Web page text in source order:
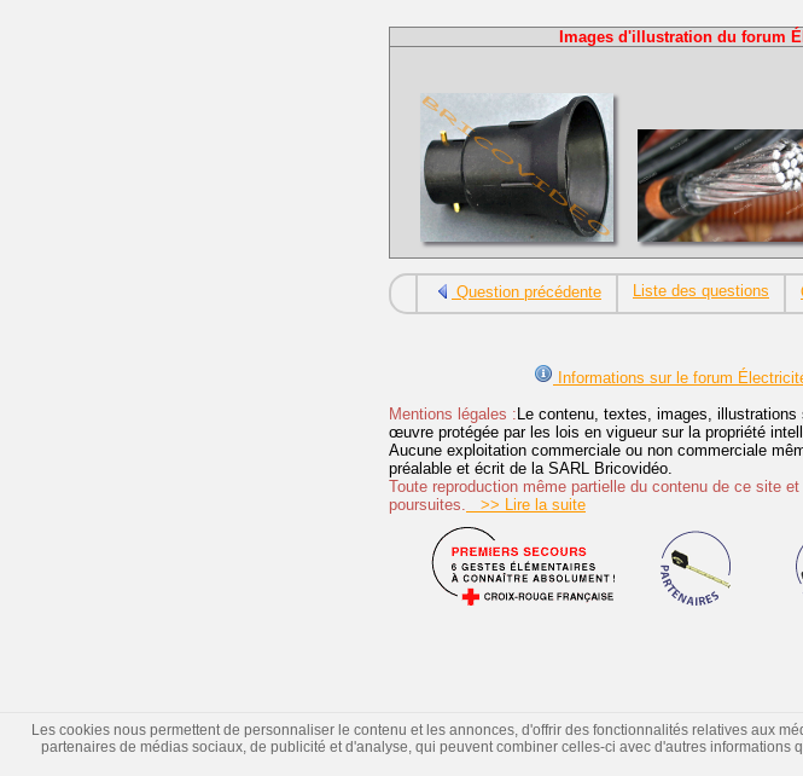
Images d'illustration du forum
Question précédente Liste des questions
Informations sur le forum
Mentions légales : Le contenu, textes, images,
œuvre protégée par les lois en vigueur sur la propriété
Aucune exploitation commerciale ou non commerciale
préalable et écrit de la SARL Bricovidéo.
Toute reproduction même partielle du contenu de ce site
poursuites. >> Lire la suite
Les cookies nous permettent de personnaliser le contenu et les annonces, d'offrir des fonctionnalités relatives aux
partenaires de médias sociaux, de publicité et d'analyse, qui peuvent combiner celles-ci avec d'autres